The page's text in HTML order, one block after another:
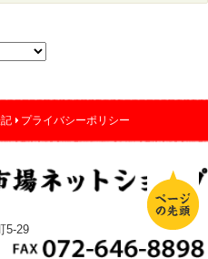
プライバシーポリシー
5-29